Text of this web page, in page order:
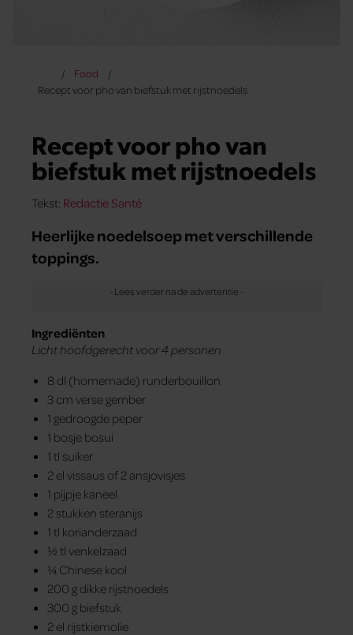
Food
Recept voor pho van biefstuk met rijstnoedels
Recept voor pho van
biefstuk met rijstnoedels
Tekst: Redactie Santé
Heerlijke noedelsoep met verschillende
toppings.
Ingrediënten
Licht hoofdgerecht voor 4 personen
8 dl (homemade) runderbouillon
3 cm verse gember
1 gedroogde peper
1 bosje bosui
1 tl suiker
2 el vissaus of 2 ansjovisjes
1 pijpje kaneel
2 stukken steranijs
1 tl korianderzaad
½ tl venkelzaad
¼ Chinese kool
200 g dikke rijstnoedels
300 g biefstuk
2 el rijstkiemolie